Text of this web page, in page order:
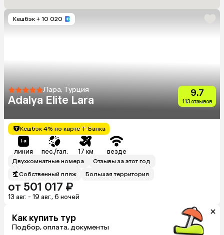
Кешбэк + 10 020
Лара, Турция
Adalya Elite Lara
9.7
113 отзывов
Кешбэк 4% по карте Т-Банка
линия пес./гал. 17 км везде
Двухкомнатные номера
Отзывы за этот год
Собственный пляж
Большая территория
от 501 017 ₽
13 авг. - 19 авг., 6 ночей
Как купить тур
Подбор, оплата, документы